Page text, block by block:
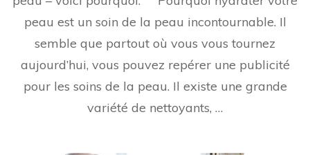
important
peau est un soin de la peau incontournable. Il
semble que partout où vous vous tournez
aujourd’hui, vous pouvez repérer une publicité
pour les soins de la peau. Il existe une grande
variété de nettoyants, …